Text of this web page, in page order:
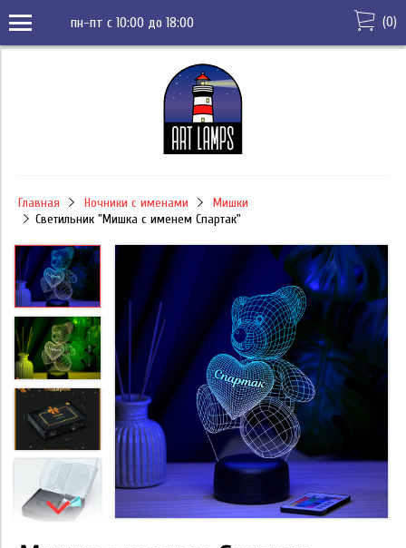
пн-пт с 10:00 до 18:00 (0)
Главная Ночники с именами
Мишки
Светильник "Мишка с именем Спартак"